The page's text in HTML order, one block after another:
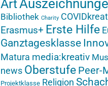
Art
Bibliothek Charity
Erasmus+ Erste Hilfe
Ganztagesklasse
Matura media:kreativ
news Oberstufe Peer-
Projektklasse Religion